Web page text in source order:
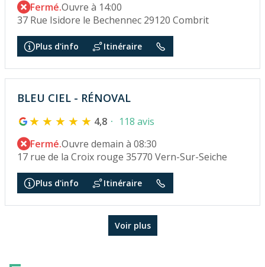
Fermé.Ouvre à 14:00
37 Rue Isidore le Bechennec 29120 Combrit
Plus d'info Itinéraire
BLEU CIEL - RÉNOVAL
4,8
118 avis
Fermé.Ouvre demain à 08:30
17 rue de la Croix rouge 35770 Vern-Sur-Seiche
Plus d'info Itinéraire
Voir plus